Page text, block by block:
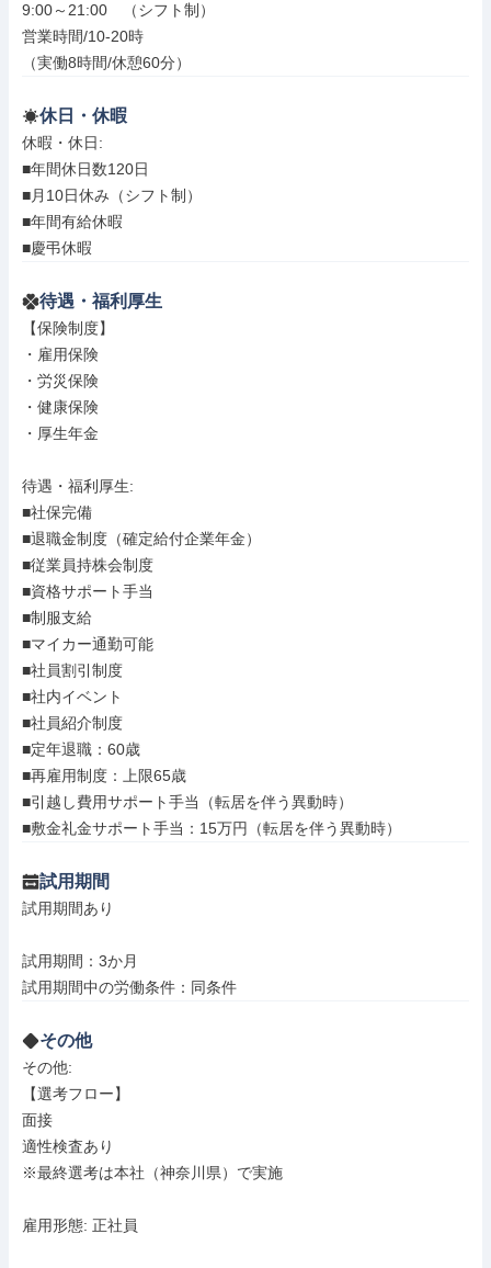
9:00～21:00　（シフト制）
営業時間/10-20時
（実働8時間/休憩60分）
休日・休暇
休暇・休日:
■年間休日数120日
■月10日休み（シフト制）
■年間有給休暇
■慶弔休暇
待遇・福利厚生
【保険制度】
・雇用保険
・労災保険
・健康保険
・厚生年金
待遇・福利厚生:
■社保完備
■退職金制度（確定給付企業年金）
■従業員持株会制度
■資格サポート手当
■制服支給
■マイカー通勤可能
■社員割引制度
■社内イベント
■社員紹介制度
■定年退職：60歳
■再雇用制度：上限65歳
■引越し費用サポート手当（転居を伴う異動時）
■敷金礼金サポート手当：15万円（転居を伴う異動時）
試用期間
試用期間あり
試用期間：3か月
試用期間中の労働条件：同条件
その他
その他:
【選考フロー】
面接
適性検査あり
※最終選考は本社（神奈川県）で実施
雇用形態: 正社員